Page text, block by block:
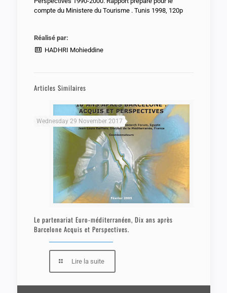
compte du Ministere du Tourisme . Tunis 1998, 120p
Réalisé par:
HADHRI Mohieddine
Articles Similaires
Wednesday 29 November 2017
Le partenariat Euro-méditerranéen, Dix ans après
Barcelone Acquis et Perspectives.
Lire la suite